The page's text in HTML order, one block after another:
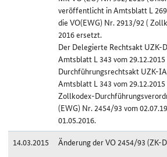
veröffentlicht in Amtsblatt L
die VO(EWG) Nr. 2913/92 (
2016 ersetzt.
Der Delegierte Rechtsakt
Amtsblatt L 343 vom
Durchführungsrechtsakt UZK-
Amtsblatt L 343 vom
Zollkodex-
(EWG) Nr. 2454/93 vom
01.05.2016.
14.03.2015
Änderung der VO 2454/93 (ZK-